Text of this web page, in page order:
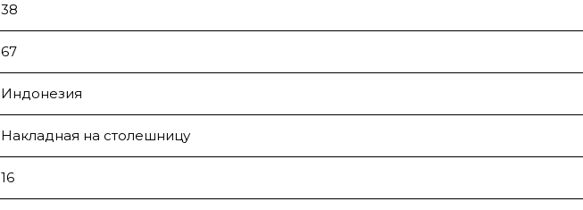
38
67
Индонезия
Накладная на столешницу
16